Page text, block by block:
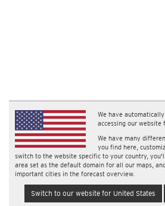
We have
accessing our website
We have many
you find here,
switch to the website specific to your country,
area set as the default domain for all our maps,
important cities in the forecast overview.
Switch to our website for United States